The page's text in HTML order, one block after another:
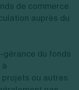
de commerce
auprès du
du fonds
projets ou autres